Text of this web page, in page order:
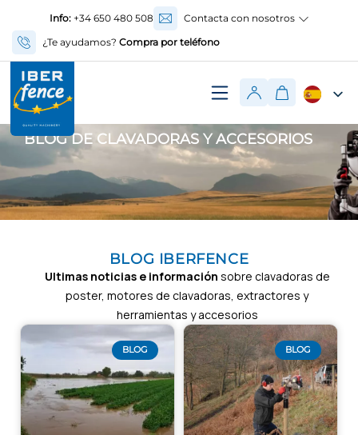
Info:+34 650 480 508
Contacta con nosotros
¿Te ayudamos? Compra por teléfono
BLOG DE CLAVADORAS Y ACCESORIOS
BLOG IBERFENCE
Ultimas noticias e información sobre clavadoras de
poster, motores de clavadoras, extractores y
herramientas y accesorios
BLOG BLOG